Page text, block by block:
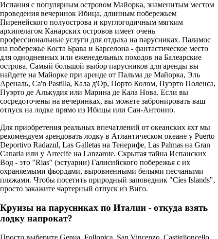
Испания с популярным островом Майорка, знаменитым местом
проведения вечеринок Ибица, длинным побережьем
Пиренейского полуострова и круглогодичным мягким
архипелагом Канарских островов имеет очень
профессиональные услуги для отдыха на парусниках. Паламос
на побережье Коста Брава и Барселона - фантастическое место
для однодневных или еженедельных походов на Балеарские
острова. Самый большой выбор парусников для аренды вы
найдете на Майорке при аренде от Пальма де Майорка, Эль
Ареналь, Ca'n Pastilla, Кала д'Ор, Порто Колом, Пуэрто Поленса,
Пуэрто де Алькудия или Марина де Кала Нова. Если вы
сосредоточены на вечеринках, вы можете забронировать ваш
отпуск на лодке прямо из Ибицы или Сан-Антонио.
Для приобретения реальных впечатлений от океанских яхт мы
рекомендуем арендовать лодку в Атлантическом океане у Puerto
Deportivo Radazul, Las Galletas на Тенерифе, Las Palmas на Gran
Canaria или у Arrecife на Lanzarote. Скрытая тайна Испанских
Вод - это "Rias" (эстуарии) Галисийского побережья с их
охраняемыми фьордами, выровненными белыми песчаными
пляжами. Чтобы посетить природный заповедник "Cíes Islands",
просто закажите чартерный отпуск из Виго.
Круизы на парусниках по Италии - откуда взять
лодку напрокат?
Просто выберите Genua, Follonica, San Vincenzo, Castiglioncello,